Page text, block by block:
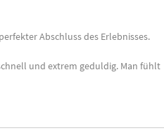
Abschluss des Erlebnisses.
und extrem geduldig. Man fühlt